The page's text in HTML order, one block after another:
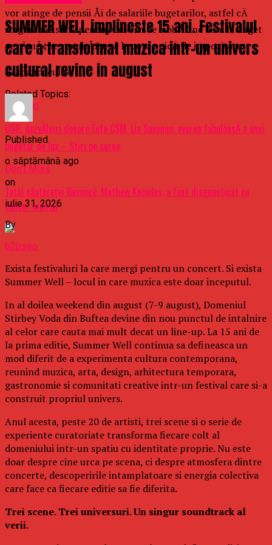
vor atinge de pensii Åi de salariile bugetarilor, astfel cÄ
singura mÄsurÄ pentru Guvern de a obÅ£ine bani la buget
ar rÄmÃ¢ne renunÅ£area la cota unicÄ de impozitare.
Raspandacul.ro
Related Topics:
Up Next
USR, dezvÄluiri despre Èefa CSM, Lia Savonea: averea fabuloasÄ a unui
bugetar de lux – Stiri pe surse
Don't Miss
Tatăl cântăreţei Beyoncé, Mathew Knowles, a fost diagnosticat cu
cancer mamar
SUMMER WELL implineste 15 ani. Festivalul
care a transformat muzica intr-un univers
cultural revine in august
Published
o săptămână ago
on
iulie 31, 2026
By
b2bseo
Exista festivaluri la care mergi pentru un concert. Si exista
Summer Well – locul in care muzica este doar inceputul.
In al doilea weekend din august (7-9 august), Domeniul
Stirbey Voda din Buftea devine din nou punctul de intalnire
al celor care cauta mai mult decat un line-up. La 15 ani de
la prima editie, Summer Well continua sa defineasca un
mod diferit de a experimenta cultura contemporana,
reunind muzica, arta, design, arhitectura temporara,
gastronomie si comunitati creative intr-un festival care si-a
construit propriul univers.
Anul acesta, peste 20 de artisti, trei scene si o serie de
experiente curatoriate transforma fiecare colt al
domeniului intr-un spatiu cu identitate proprie. Nu este
doar despre cine urca pe scena, ci despre atmosfera dintre
concerte, descoperirile intamplatoare si energia colectiva
care face ca fiecare editie sa fie diferita.
Trei scene. Trei universuri. Un singur soundtrack al
verii.